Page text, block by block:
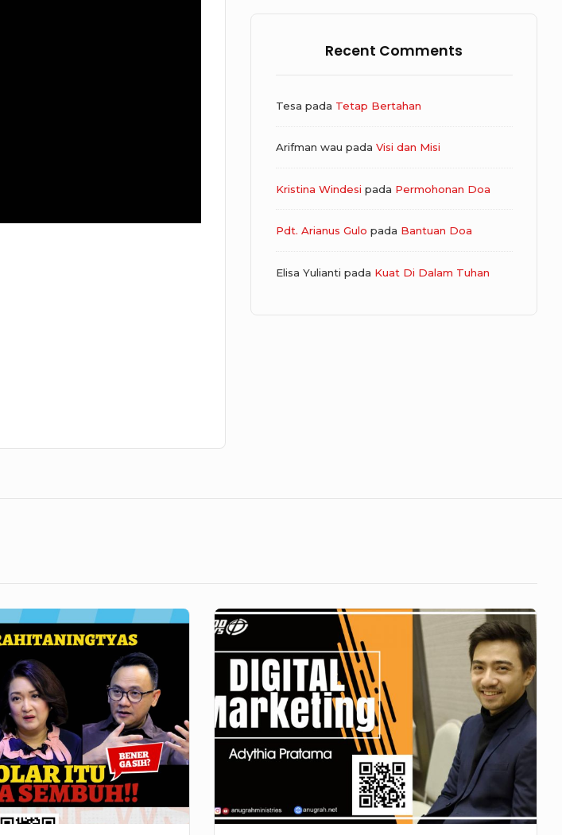
Recent Comments
Tesa pada Tetap Bertahan
Arifman wau pada Visi dan Misi
Kristina Windesi pada Permohonan Doa
Pdt. Arianus Gulo pada Bantuan Doa
Elisa Yulianti pada Kuat Di Dalam Tuhan
GoodNews
Digital
Marketing